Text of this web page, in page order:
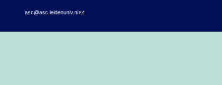
asc@asc.leidenuniv.nl(link sends e-mail)